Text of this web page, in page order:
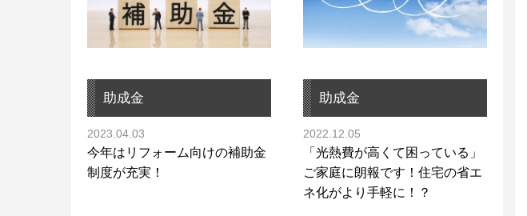
助成金
2023.04.03
今年はリフォーム向けの補助金
制度が充実！
助成金
2022.12.05
「光熱費が高くて困っている」
ご家庭に朗報です！住宅の省エ
ネ化がより手軽に！？